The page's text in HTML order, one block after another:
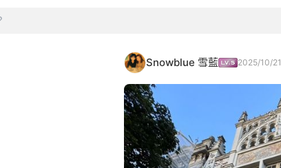
Snowblue 雪藍 2025/10/21